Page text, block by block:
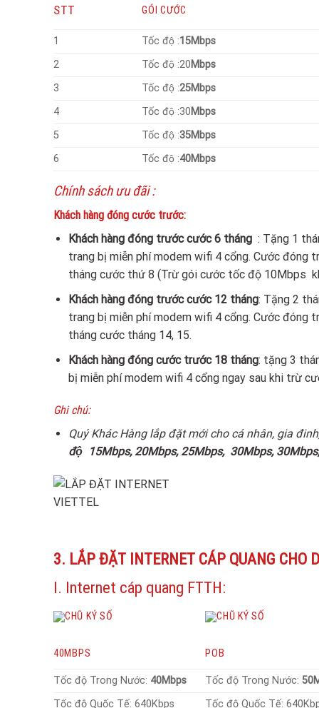
STT GÓI CƯỚC
1 Tốc độ :15Mbps
2
Tốc độ :20Mbps
3
Tốc độ :25Mbps
4
Tốc độ :30Mbps
5
Tốc độ :35Mbps
6
Tốc độ :40Mbps
Chính sách ưu đãi :
Khách hàng đóng cước trước:
Khách hàng đóng trước cước 6 tháng : Tặng 1
trang bị miễn phí modem wifi 4 cổng. Cước
tháng cước thứ 8 (Trừ gói cước tốc độ 10Mbps
Khách hàng đóng trước cước 12 tháng: Tặng 2
trang bị miễn phí modem wifi 4 cổng. Cước
tháng cước tháng 14, 15.
Khách hàng đóng cước trước 18 tháng: tặng 3
bị miễn phí modem wifi 4 cổng ngay sau khi trừ
Ghi chú:
Quý Khác Hàng lắp đặt mới cho cá nhân, gia
độ 15Mbps, 20Mbps, 25Mbps, 30Mbps,
3. LẮP ĐẶT INTERNET CÁP QUANG CHO
I. Internet cáp quang FTTH:
40MBPS POB
Tốc độ Trong Nước: 40Mbps Tốc độ Trong Nước:
Tốc độ Quốc Tế: 640Kbps
Tốc độ Quốc Tế: